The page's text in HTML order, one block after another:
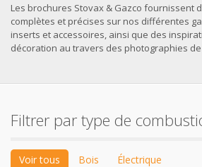
Les brochures Stovax & Gazco fournissent
complètes et précises sur nos différentes
inserts et accessoires, ainsi que des
décoration au travers des photographies
Filtrer par type de
Voir tous Bois Électrique